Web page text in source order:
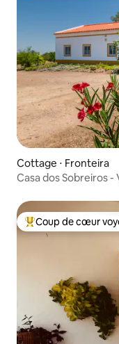
Cottage ⋅ Fronteira
Casa dos Sobreiros -
Coups de cœur
Coup de cœur